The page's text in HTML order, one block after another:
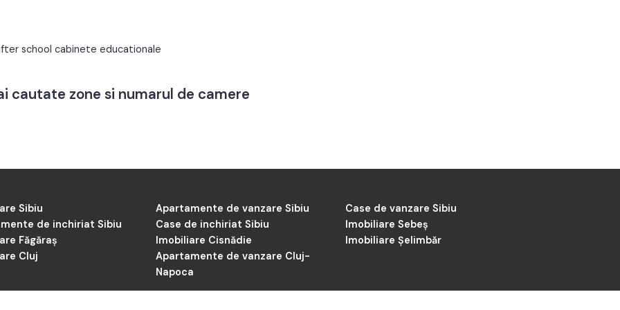
personala.
oferta / id: P26855
school cabinete educationale
cautate zone si numarul de camere
Sibiu Apartamente de vanzare Sibiu
Case de vanzare Sibiu
de inchiriat Sibiu
Case de inchiriat Sibiu
Imobiliare Sebeș
Făgăraș
Imobiliare Cisnădie
Imobiliare Șelimbăr
Cluj
Apartamente de vanzare Cluj-
Napoca